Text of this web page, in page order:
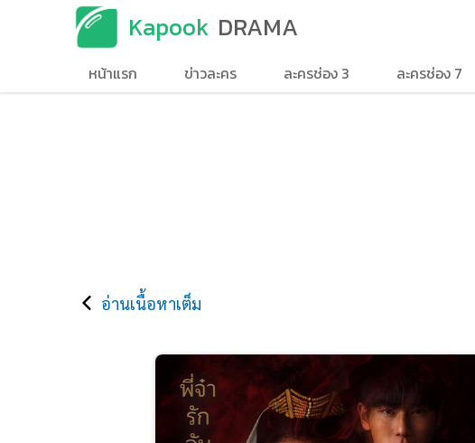
Kapook DRAMA
หน้าแรก ข่าวละคร ละครช่อง 3 ละครช่อง 7
อ่านเนื้อหาเต็ม